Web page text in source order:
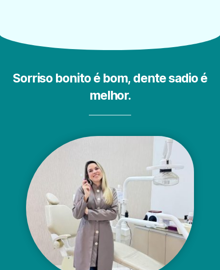
Sorriso bonito é bom, dente sadio é
melhor.​